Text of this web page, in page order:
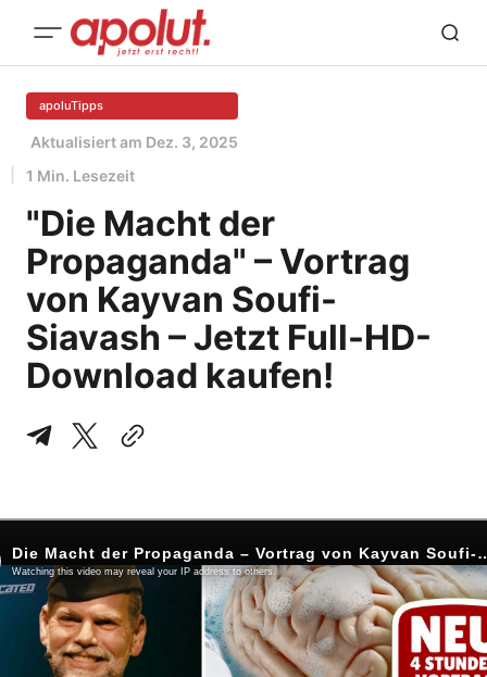
apoluTipps
Aktualisiert am Dez. 3, 2025
1 Min. Lesezeit
"Die Macht der
Propaganda" – Vortrag
von Kayvan Soufi-
Siavash – Jetzt Full-HD-
Download kaufen!